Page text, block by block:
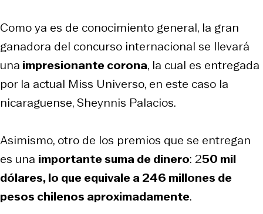
Como ya es de conocimiento general, la gran
ganadora del concurso internacional se llevará
una impresionante corona, la cual es entregada
por la actual Miss Universo, en este caso la
nicaraguense, Sheynnis Palacios.
Asimismo, otro de los premios que se entregan
es una importante suma de dinero: 250 mil
dólares, lo que equivale a 246 millones de
pesos chilenos aproximadamente.